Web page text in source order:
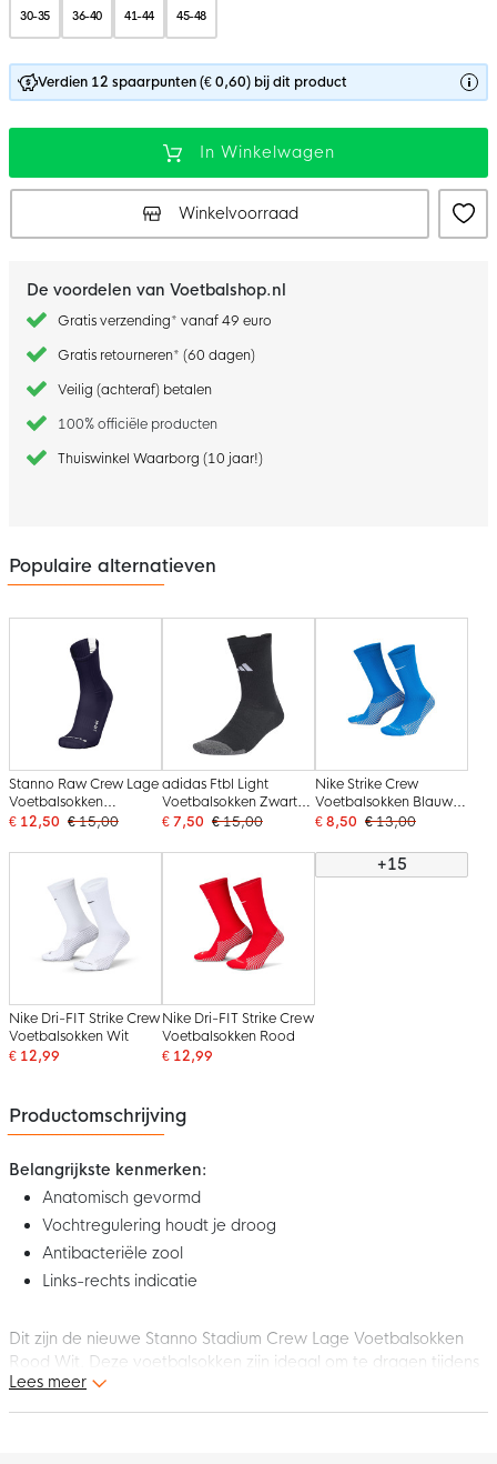
30-35 36-40 41-44 45-48
Verdien 12 spaarpunten (€ 0,60) bij dit product
In Winkelwagen
Winkelvoorraad
De voordelen van Voetbalshop.nl
Gratis verzending* vanaf 49 euro
Gratis retourneren* (60 dagen)
Veilig (achteraf) betalen
100% officiële producten
Thuiswinkel Waarborg (10 jaar!)
Populaire alternatieven
Stanno Raw Crew Lage
Voetbalsokken
Donkerblauw
€ 12,50 € 15,00
adidas Ftbl Light
Voetbalsokken Zwart
Wit
€ 7,50 € 15,00
Nike Strike Crew
Voetbalsokken Blauw
Wit
€ 8,50 € 13,00
Nike Dri-FIT Strike Crew
Voetbalsokken Wit
€ 12,99
Nike Dri-FIT Strike Crew
Voetbalsokken Rood
€ 12,99
+15
Productomschrijving
Belangrijkste kenmerken:
Anatomisch gevormd
Vochtregulering houdt je droog
Antibacteriële zool
Links-rechts indicatie
Dit zijn de nieuwe Stanno Stadium Crew Lage Voetbalsokken
Rood Wit. Deze voetbalsokken zijn ideaal om te dragen tijdens
het trainen. Haal het maximale uit jezelf met deze Stanno
Stadium Crew voetbalsokken!
Lees meer